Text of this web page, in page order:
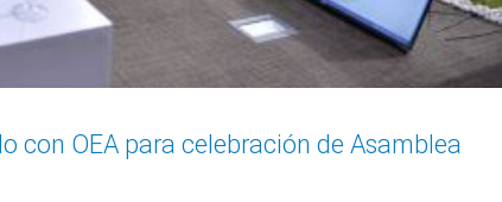
con OEA para celebración de Asamblea